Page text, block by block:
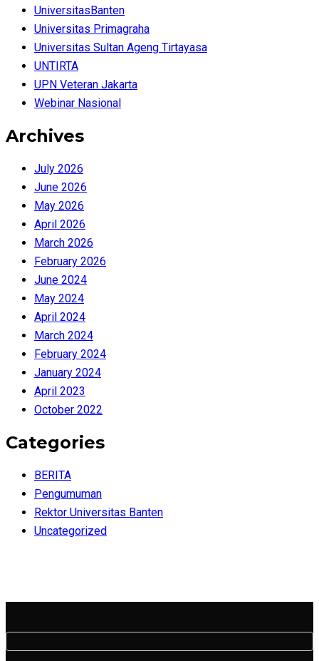
UniversitasBanten
Universitas Primagraha
Universitas Sultan Ageng Tirtayasa
UNTIRTA
UPN Veteran Jakarta
Webinar Nasional
Archives
July 2026
June 2026
May 2026
April 2026
March 2026
February 2026
June 2024
May 2024
April 2024
March 2024
February 2024
January 2024
April 2023
October 2022
Categories
BERITA
Pengumuman
Rektor Universitas Banten
Uncategorized